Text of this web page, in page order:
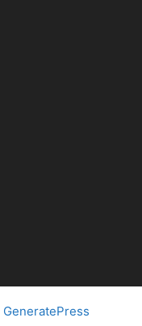
GeneratePress